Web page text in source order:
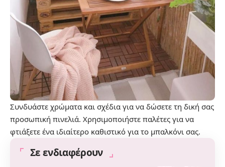
Συνδυάστε χρώματα και σχέδια για να δώσετε τη δική σας
προσωπική πινελιά. Χρησιμοποιήστε παλέτες για να
φτιάξετε ένα ιδιαίτερο καθιστικό για το μπαλκόνι σας.
Σε ενδιαφέρουν